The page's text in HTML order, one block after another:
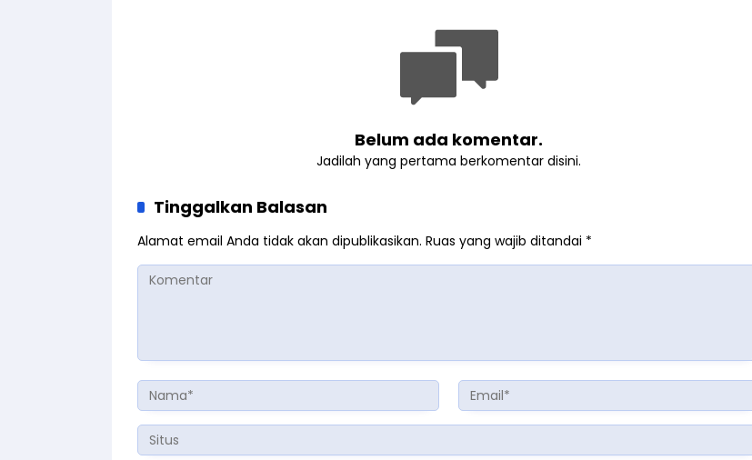
Belum ada komentar.
Jadilah yang pertama berkomentar disini.
Tinggalkan Balasan
Alamat email Anda tidak akan dipublikasikan. Ruas yang wajib ditandai *